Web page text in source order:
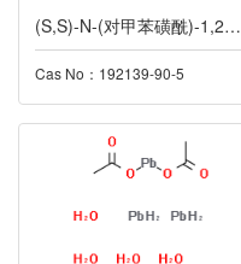
(S,S)-N-(对甲苯磺酰)-1,2-二苯乙烷二胺(对异丙基苯)氯化钌(II)
Cas No：192139-90-5